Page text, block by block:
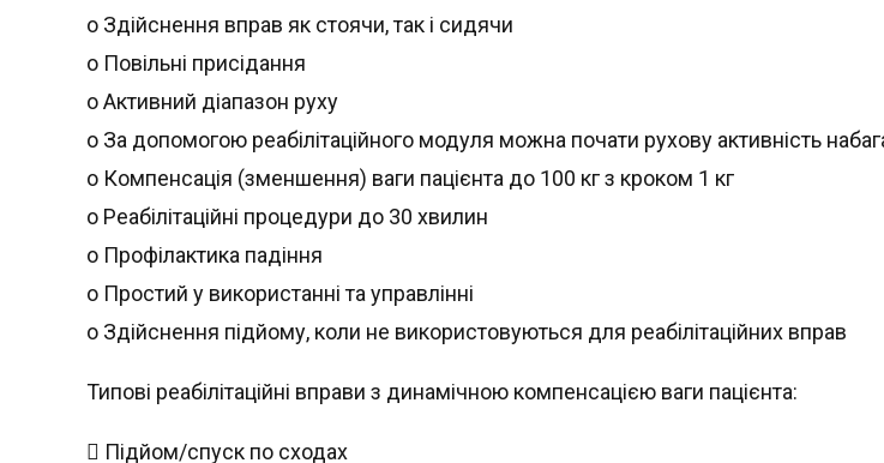
o Здійснення вправ як стоячи, так і сидячи
o Повільні присідання
o Активний діапазон руху
o За допомогою реабілітаційного модуля можна почати рухову активність
o Компенсація (зменшення) ваги пацієнта до 100 кг з кроком 1 кг
o Реабілітаційні процедури до 30 хвилин
o Профілактика падіння
o Простий у використанні та управлінні
o Здійснення підйому, коли не використовуються для реабілітаційних вправ
Типові реабілітаційні вправи з динамічною компенсацією ваги пацієнта:
 Підйом/спуск по сходах